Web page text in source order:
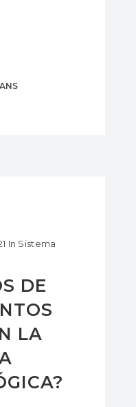
In Sistema
DE
LA